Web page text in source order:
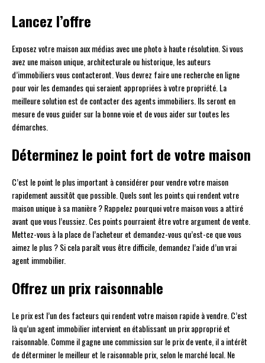
Lancez l’offre
Exposez votre maison aux médias avec une photo à haute résolution. Si vous
avez une maison unique, architecturale ou historique, les auteurs
d’immobiliers vous contacteront. Vous devrez faire une recherche en ligne
pour voir les demandes qui seraient appropriées à votre propriété. La
meilleure solution est de contacter des agents immobiliers. Ils seront en
mesure de vous guider sur la bonne voie et de vous aider sur toutes les
démarches.
Déterminez le point fort de votre maison
C’est le point le plus important à considérer pour vendre votre maison
rapidement aussitôt que possible. Quels sont les points qui rendent votre
maison unique à sa manière ? Rappelez pourquoi votre maison vous a attiré
avant que vous l’eussiez. Ces points pourraient être votre argument de vente.
Mettez-vous à la place de l’acheteur et demandez-vous qu’est-ce que vous
aimez le plus ? Si cela paraît vous être difficile, demandez l’aide d’un vrai
agent immobilier.
Offrez un prix raisonnable
Le prix est l’un des facteurs qui rendent votre maison rapide à vendre. C’est
là qu’un agent immobilier intervient en établissant un prix approprié et
raisonnable. Comme il gagne une commission sur le prix de vente, il a intérêt
de déterminer le meilleur et le raisonnable prix, selon le marché local. Ne